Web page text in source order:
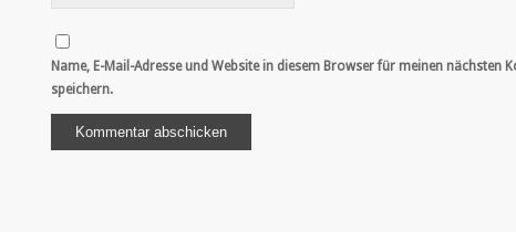
Name, E-Mail-Adresse und Website in diesem Browser für meinen nächsten
speichern.